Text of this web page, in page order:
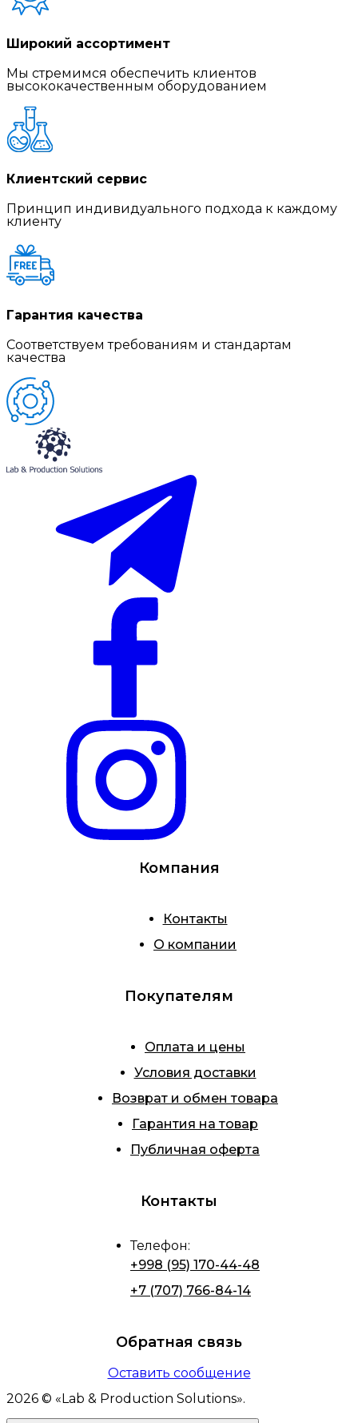
Широкий ассортимент
Мы стремимся обеспечить клиентов
высококачественным оборудованием
Клиентский сервис
Принцип индивидуального подхода к каждому
клиенту
Гарантия качества
Соответствуем требованиям и стандартам
качества
Компания
Контакты
О компании
Покупателям
Оплата и цены
Условия доставки
Возврат и обмен товара
Гарантия на товар
Публичная оферта
Контакты
Телефон:
+998 (95) 170-44-48
+7 (707) 766-84-14
Обратная связь
Оставить сообщение
2026 © « Lab & Production Solutions».